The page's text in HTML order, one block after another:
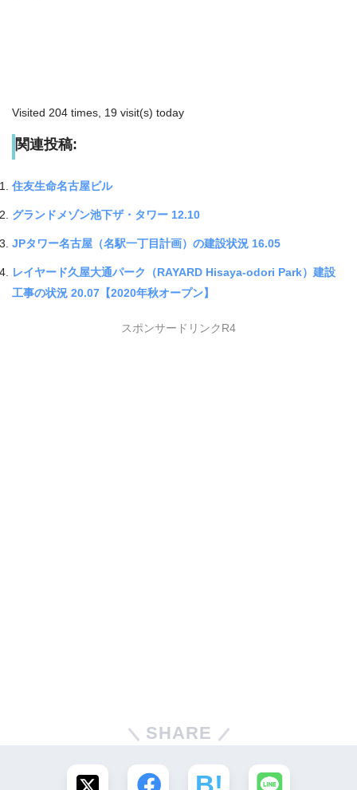
Visited 204 times, 19 visit(s) today
関連投稿:
住友生命名古屋ビル
グランドメゾン池下ザ・タワー 12.10
JPタワー名古屋（名駅一丁目計画）の建設状況 16.05
レイヤード久屋大通パーク（RAYARD Hisaya-odori Park）建設
工事の状況 20.07【2020年秋オープン】
スポンサードリンクR4
SHARE